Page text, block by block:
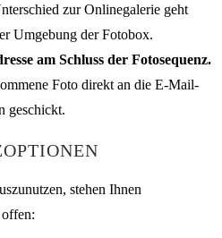
zur Onlinegalerie geht
Umgebung der Fotobox.
am Schluss der Fotosequenz.
Foto direkt an die E-Mail-
geschickt.
stehen Ihnen